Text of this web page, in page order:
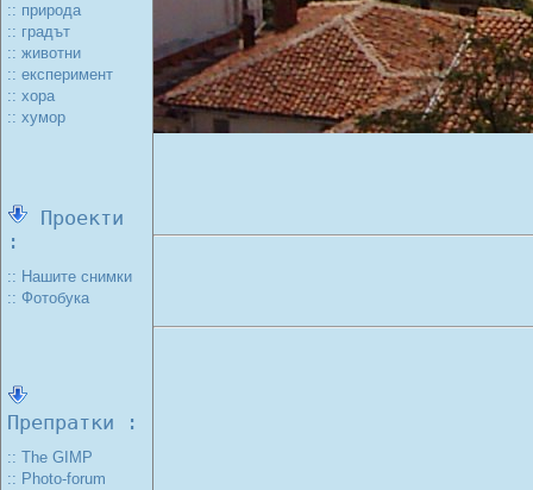
:: природа
:: градът
:: животни
:: експеримент
:: хора
:: хумор
Проекти
:
:: Нашите снимки
:: Фотобука
Препратки :
:: The GIMP
:: Photo-forum